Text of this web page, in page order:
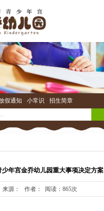
假通知 小常识 招生简章
少年宫金乔幼儿园重大事项决定方案
来源： 作者： 阅读：865次